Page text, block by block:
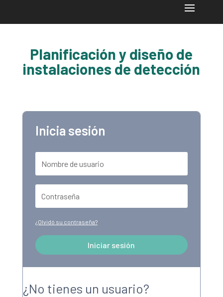
Planificación y diseño de
instalaciones de detección
Inicia sesión
¿Olvidó su contraseña?
Iniciar sesión
¿No tienes un usuario?